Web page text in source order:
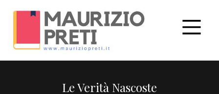
Le Verità Nascoste